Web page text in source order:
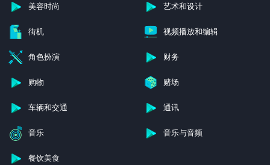
美容时尚 艺术和设计
街机 视频播放和编辑
角色扮演 财务
购物 赌场
车辆和交通 通讯
音乐 音乐与音频
餐饮美食